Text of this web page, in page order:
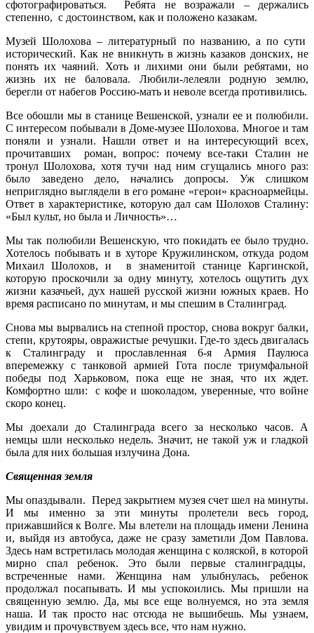
сфотографироваться. Ребята не возражали – держались
степенно, с достоинством, как и положено казакам.
Музей Шолохова – литературный по названию, а по сути
исторический. Как не вникнуть в жизнь казаков донских, не
понять их чаяний. Хоть и лихими они были ребятами, но
жизнь их не баловала. Любили-лелеяли родную землю,
берегли от набегов Россию-мать и неволе всегда противились.
Все обошли мы в станице Вешенской, узнали ее и полюбили.
С интересом побывали в Доме-музее Шолохова. Многое и там
поняли и узнали. Нашли ответ и на интересующий всех,
прочитавших роман, вопрос: почему все-таки Сталин не
тронул Шолохова, хотя тучи над ним сгущались много раз:
было заведено дело, начались допросы. Уж слишком
неприглядно выглядели в его романе «герои» красноармейцы.
Ответ в характеристике, которую дал сам Шолохов Сталину:
«Был культ, но была и Личность»…
Мы так полюбили Вешенскую, что покидать ее было трудно.
Хотелось побывать и в хуторе Кружилинском, откуда родом
Михаил Шолохов, и в знаменитой станице Каргинской,
которую проскочили за одну минуту, хотелось ощутить дух
жизни казачьей, дух нашей русской жизни южных краев. Но
время расписано по минутам, и мы спешим в Сталинград.
Снова мы вырвались на степной простор, снова вокруг балки,
степи, крутояры, овражистые речушки. Где-то здесь двигалась
к Сталинграду и прославленная 6-я Армия Паулюса
вперемежку с танковой армией Гота после триумфальной
победы под Харьковом, пока еще не зная, что их ждет.
Комфортно шли: с кофе и шоколадом, уверенные, что войне
скоро конец.
Мы доехали до Сталинграда всего за несколько часов. А
немцы шли несколько недель. Значит, не такой уж и гладкой
была для них большая излучина Дона.
Священная земля
Мы опаздывали. Перед закрытием музея счет шел на минуты.
И мы именно за эти минуты пролетели весь город,
прижавшийся к Волге. Мы влетели на площадь имени Ленина
и, выйдя из автобуса, даже не сразу заметили Дом Павлова.
Здесь нам встретилась молодая женщина с коляской, в которой
мирно спал ребенок. Это были первые сталинградцы,
встреченные нами. Женщина нам улыбнулась, ребенок
продолжал посапывать. И мы успокоились. Мы пришли на
священную землю. Да, мы все еще волнуемся, но эта земля
наша. И так просто нас отсюда не вышибешь. Мы узнаем,
увидим и прочувствуем здесь все, что нам нужно.